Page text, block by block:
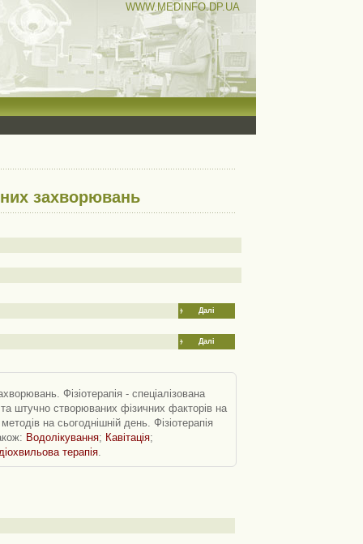
WWW.MEDINFO.DP.UA
захворювань
Далі
Далі
Фізіотерапія - спеціалізована
штучно створюваних фізичних факторів на
на сьогоднішній день. Фізіотерапія
Водолікування; Кавітація;
терапія.